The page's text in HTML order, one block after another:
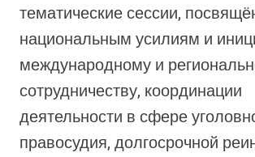
тематические сессии,
национальным усилиям и
международному и
сотрудничеству, координации
деятельности в сфере
правосудия, долгосрочной